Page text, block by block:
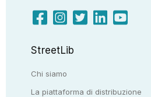
StreetLib
Chi siamo
La piattaforma di distribuzione